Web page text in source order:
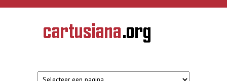
Overslaan en naar de inhoud gaan
CARTUSIANA
Geschiedenis
van de